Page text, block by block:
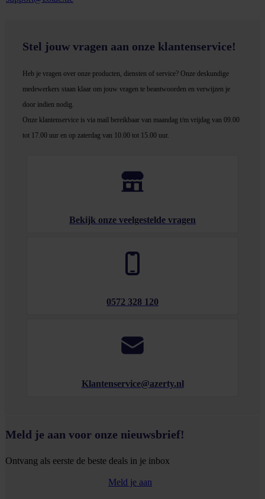
Stel jouw vragen aan onze klantenservice!
Heb je vragen over onze producten, diensten of service? Onze deskundige
medewerkers staan klaar om jouw vragen te beantwoorden en verwijzen je
door indien nodig.
Onze klantenservice is via mail bereikbaar van maandag t/m vrijdag van 09.00
tot 17.00 uur en op zaterdag van 10.00 tot 15.00 uur.
Bekijk onze veelgestelde vragen
0572 328 120
Klantenservice@azerty.nl
Meld je aan voor onze nieuwsbrief!
Ontvang als eerste de beste deals in je inbox
Meld je aan